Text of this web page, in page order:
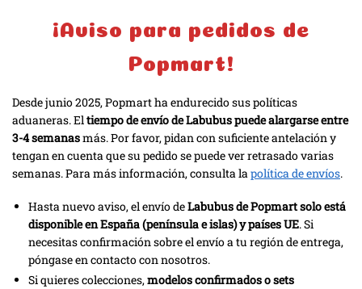
¡Aviso para pedidos de
Popmart!
Desde junio 2025, Popmart ha endurecido sus políticas
aduaneras. Eltiempo de envío de Labubus puede alargarse entre
3-4 semanasmás. Por favor, pidan con suficiente antelación y
tengan en cuenta que su pedido se puede ver retrasado varias
semanas. Para más información, consulta lapolítica de envíos.
Hasta nuevo aviso, el envío deLabubus de Popmart solo está
disponible en España (península e islas) y países UE. Si
necesitas confirmación sobre el envío a tu región de entrega,
póngase en contacto con nosotros.
Si quieres colecciones,modelos confirmados o sets